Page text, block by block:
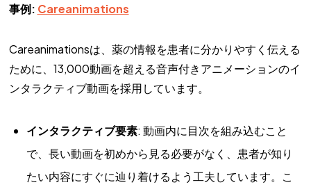
事例: Careanimations
Careanimationsは、薬の情報を患者に分かりやすく伝える
ために、13,000動画を超える音声付きアニメーションのイ
ンタラクティブ動画を採用しています。
インタラクティブ要素: 動画内に目次を組み込むこと
で、長い動画を初めから見る必要がなく、患者が知り
たい内容にすぐに辿り着けるよう工夫しています。こ